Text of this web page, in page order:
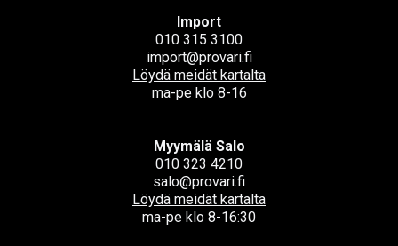
Import
010 315 3100
import@provari.fi
Löydä meidät kartalta
ma-pe klo 8-16
Myymälä Salo
010 323 4210
salo@provari.fi
Löydä meidät kartalta
ma-pe klo 8-16:30